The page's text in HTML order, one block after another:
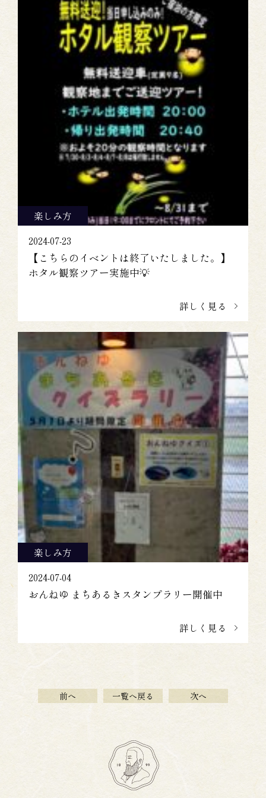
楽しみ方
2024-07-23
【こちらのイベントは終了いたしました。】
ホタル観察ツアー実施中💡
詳しく見る
楽しみ方
2024-07-04
おんねゆ まちあるきスタンプラリー開催中
詳しく見る
前へ 一覧へ戻る 次へ